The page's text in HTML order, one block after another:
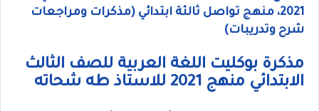
2021، منهج تواصل ثالثة ابتدائي (مذكرات ومراجعات
شرح وتدريبات)
مذكرة بوكليت اللغة العربية للصف الثالث
الابتدائي منهج 2021 للاستاذ طه شحاته